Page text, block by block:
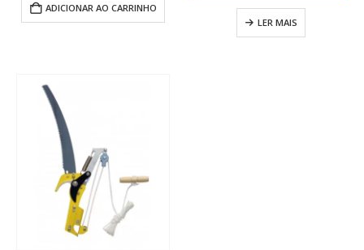
ADICIONAR AO CARRINHO
LER MAIS